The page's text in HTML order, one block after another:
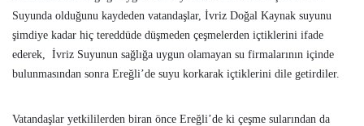
Suyunda olduğunu kaydeden vatandaşlar, İvriz Doğal Kaynak suyunu
şimdiye kadar hiç tereddüde düşmeden çeşmelerden içtiklerini ifade
ederek, İvriz Suyunun sağlığa uygun olamayan su firmalarının içinde
bulunmasından sonra Ereğli’de suyu korkarak içtiklerini dile getirdiler.
Vatandaşlar yetkililerden biran önce Ereğli’de ki çeşme sularından da